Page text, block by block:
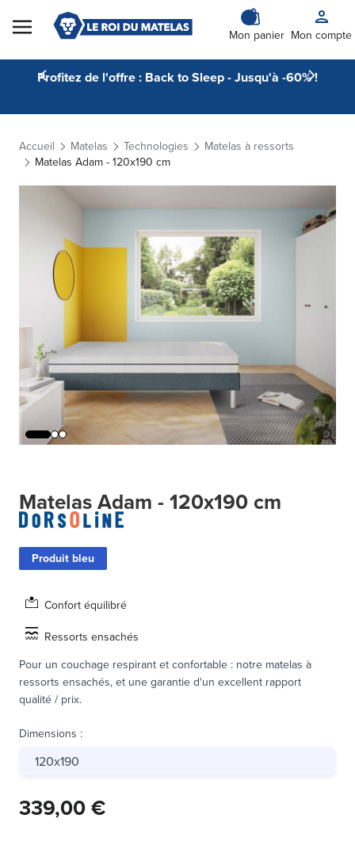
Skip to Content
Mon panier Mon compte
Profitez de l'offre : Back to Sleep - Jusqu'à -60% !
Accueil Matelas Technologies
Matelas à ressorts
Matelas Adam - 120x190 cm
Matelas Adam - 120x190 cm
Produit bleu
Confort équilibré
Ressorts ensachés
Pour un couchage respirant et confortable : notre matelas à
ressorts ensachés, et une garantie d'un excellent rapport
qualité / prix.
Dimensions :
120x190
339,00 €